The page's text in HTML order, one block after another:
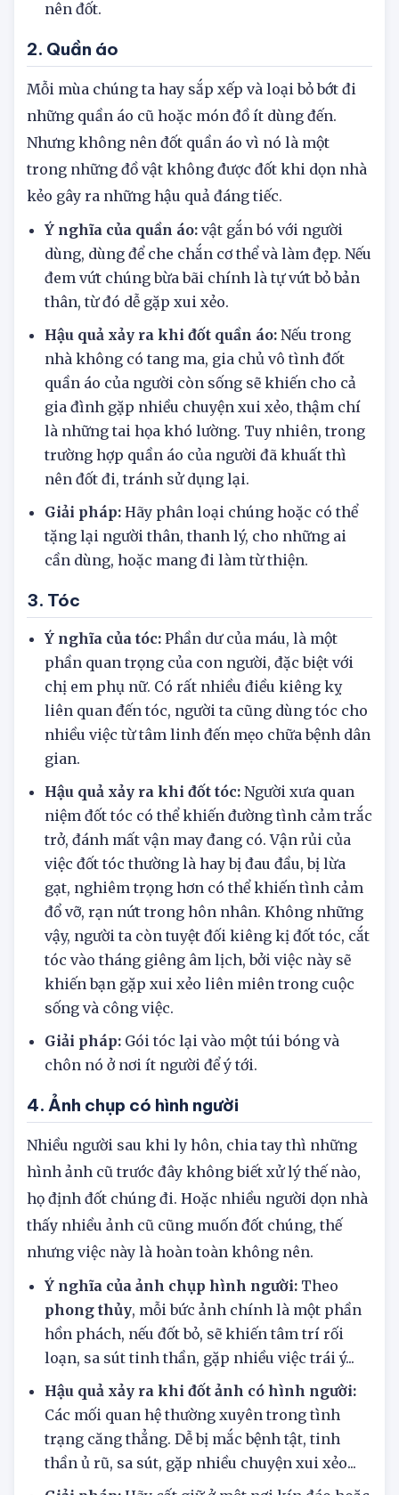
nên đốt.
2. Quần áo
Mỗi mùa chúng ta hay sắp xếp và loại bỏ bớt đi
những quần áo cũ hoặc món đồ ít dùng đến.
Nhưng không nên đốt quần áo vì nó là một
trong những đồ vật không được đốt khi dọn nhà
kẻo gây ra những hậu quả đáng tiếc.
Ý nghĩa của quần áo: vật gắn bó với người
dùng, dùng để che chắn cơ thể và làm đẹp. Nếu
đem vứt chúng bừa bãi chính là tự vứt bỏ bản
thân, từ đó dễ gặp xui xẻo.
Hậu quả xảy ra khi đốt quần áo: Nếu trong
nhà không có tang ma, gia chủ vô tình đốt
quần áo của người còn sống sẽ khiến cho cả
gia đình gặp nhiều chuyện xui xẻo, thậm chí
là những tai họa khó lường. Tuy nhiên, trong
trường hợp quần áo của người đã khuất thì
nên đốt đi, tránh sử dụng lại.
Giải pháp: Hãy phân loại chúng hoặc có thể
tặng lại người thân, thanh lý, cho những ai
cần dùng, hoặc mang đi làm từ thiện.
3. Tóc
Ý nghĩa của tóc: Phần dư của máu, là một
phần quan trọng của con người, đặc biệt với
chị em phụ nữ. Có rất nhiều điều kiêng kỵ
liên quan đến tóc, người ta cũng dùng tóc cho
nhiều việc từ tâm linh đến mẹo chữa bệnh dân
gian.
Hậu quả xảy ra khi đốt tóc: Người xưa quan
niệm đốt tóc có thể khiến đường tình cảm trắc
trở, đánh mất vận may đang có. Vận rủi của
việc đốt tóc thường là hay bị đau đầu, bị lừa
gạt, nghiêm trọng hơn có thể khiến tình cảm
đổ vỡ, rạn nứt trong hôn nhân. Không những
vậy, người ta còn tuyệt đối kiêng kị đốt tóc, cắt
tóc vào tháng giêng âm lịch, bởi việc này sẽ
khiến bạn gặp xui xẻo liên miên trong cuộc
sống và công việc.
Giải pháp: Gói tóc lại vào một túi bóng và
chôn nó ở nơi ít người để ý tới.
4. Ảnh chụp có hình người
Nhiều người sau khi ly hôn, chia tay thì những
hình ảnh cũ trước đây không biết xử lý thế nào,
họ định đốt chúng đi. Hoặc nhiều người dọn nhà
thấy nhiều ảnh cũ cũng muốn đốt chúng, thế
nhưng việc này là hoàn toàn không nên.
Ý nghĩa của ảnh chụp hình người: Theo
phong thủy, mỗi bức ảnh chính là một phần
hồn phách, nếu đốt bỏ, sẽ khiến tâm trí rối
loạn, sa sút tinh thần, gặp nhiều việc trái ý...
Hậu quả xảy ra khi đốt ảnh có hình người:
Các mối quan hệ thường xuyên trong tình
trạng căng thẳng. Dễ bị mắc bệnh tật, tinh
thần ủ rũ, sa sút, gặp nhiều chuyện xui xẻo...